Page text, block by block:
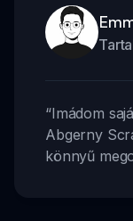
“Imádom
Abgerny
könnyű